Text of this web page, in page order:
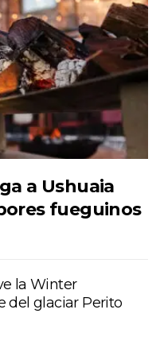
a Ushuaia
fueguinos
la Winter
del glaciar Perito